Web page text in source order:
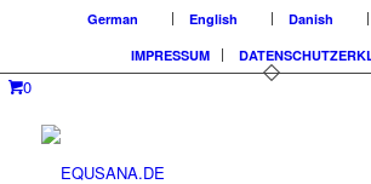
German English Danish
IMPRESSUM
0